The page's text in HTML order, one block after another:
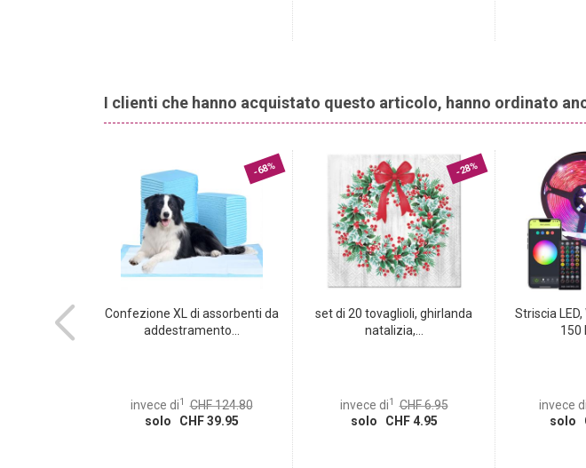
I clienti che hanno acquistato questo articolo, hanno ordinato
LED,
-68%
Confezione XL di assorbenti da
addestramento...
invece di1 CHF 124.80
solo CHF 39.95
-28%
set di 20 tovaglioli, ghirlanda
natalizia,...
invece di1 CHF 6.95
solo CHF 4.95
Striscia LED,
150
invece di
solo